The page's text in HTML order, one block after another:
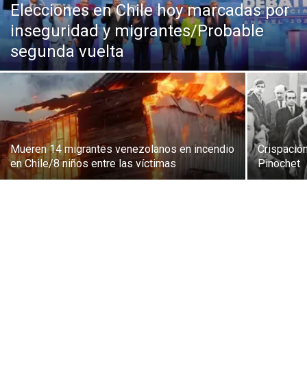
Elecciones en Chile hoy marcadas por
inseguridad y migrantes/Probable
segunda vuelta
Mueren 14 migrantes venezolanos en incendio
en Chile/8 niños entre las víctimas
Pinochet